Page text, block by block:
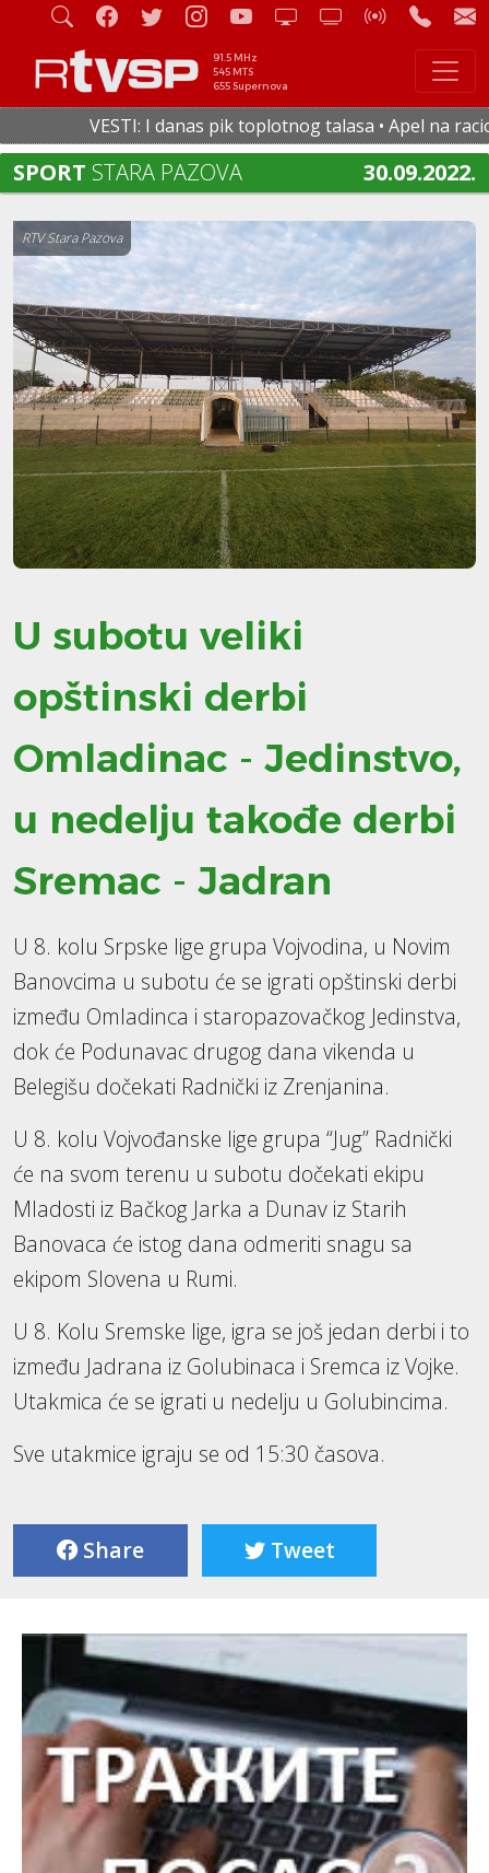
91.5 MHz
545 MTS
655 Supernova
VESTI: I danas pik toplotnog talasa • Apel na
SPORT STARA PAZOVA 30.09.2022.
RTV Stara Pazova
U subotu veliki
opštinski derbi
Omladinac - Jedinstvo,
u nedelju takođe derbi
Sremac - Jadran
U 8. kolu Srpske lige grupa Vojvodina, u Novim
Banovcima u subotu će se igrati opštinski derbi
između Omladinca i staropazovačkog Jedinstva,
dok će Podunavac drugog dana vikenda u
Belegišu dočekati Radnički iz Zrenjanina.
U 8. kolu Vojvođanske lige grupa “Jug” Radnički
će na svom terenu u subotu dočekati ekipu
Mladosti iz Bačkog Jarka a Dunav iz Starih
Banovaca će istog dana odmeriti snagu sa
ekipom Slovena u Rumi.
U 8. Kolu Sremske lige, igra se još jedan derbi i to
između Jadrana iz Golubinaca i Sremca iz Vojke.
Utakmica će se igrati u nedelju u Golubincima.
Sve utakmice igraju se od 15:30 časova.
Share Tweet